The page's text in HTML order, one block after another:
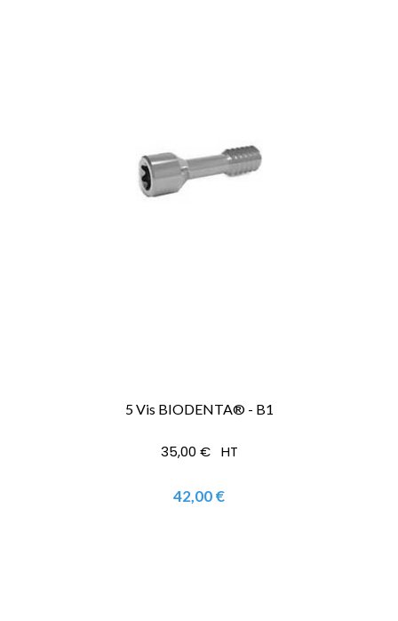
5 Vis BIODENTA® - B1
35,00 € HT
42,00 €